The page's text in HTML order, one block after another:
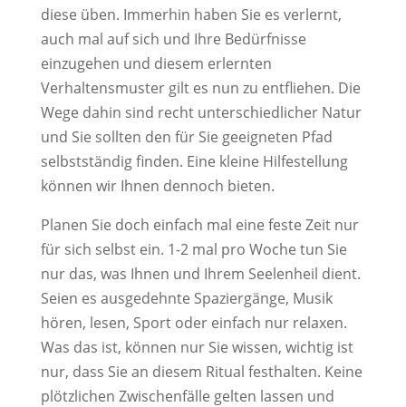
diese üben. Immerhin haben Sie es verlernt,
auch mal auf sich und Ihre Bedürfnisse
einzugehen und diesem erlernten
Verhaltensmuster gilt es nun zu entfliehen. Die
Wege dahin sind recht unterschiedlicher Natur
und Sie sollten den für Sie geeigneten Pfad
selbstständig finden. Eine kleine Hilfestellung
können wir Ihnen dennoch bieten.
Planen Sie doch einfach mal eine feste Zeit nur
für sich selbst ein. 1-2 mal pro Woche tun Sie
nur das, was Ihnen und Ihrem Seelenheil dient.
Seien es ausgedehnte Spaziergänge, Musik
hören, lesen, Sport oder einfach nur relaxen.
Was das ist, können nur Sie wissen, wichtig ist
nur, dass Sie an diesem Ritual festhalten. Keine
plötzlichen Zwischenfälle gelten lassen und